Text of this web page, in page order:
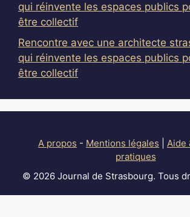
qui réinvente les espaces publics
être collectif
Rencontre avec une architecte
qui réinvente les espaces publics
être collectif
A propos - Mentions légales
Aide
pratiques
© 2026 Journal de Strasbourg. Tous